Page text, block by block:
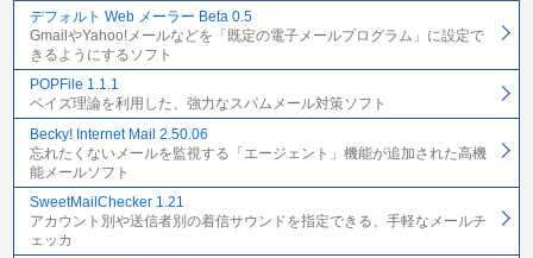
デフォルト Web メーラー Beta 0.5
GmailやYahoo!メールなどを「既定の電子メールプログラム」に設定で
きるようにするソフト
POPFile 1.1.1
ベイズ理論を利用した、強力なスパムメール対策ソフト
Becky! Internet Mail 2.50.06
忘れたくないメールを監視する「エージェント」機能が追加された高機
能メールソフト
SweetMailChecker 1.21
アカウント別や送信者別の着信サウンドを指定できる、手軽なメールチ
ェッカ